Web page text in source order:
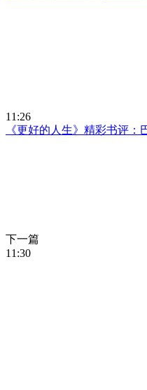
11:26
《更好的人生》精彩书评
下一篇
11:30